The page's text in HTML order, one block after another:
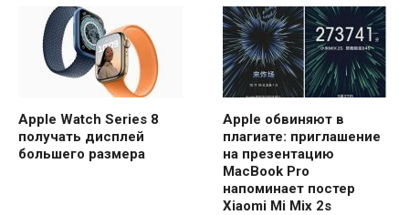
Apple Watch Series 8
получать дисплей
большего размера
Apple обвиняют в
плагиате: приглашение
на презентацию
MacBook Pro
напоминает постер
Xiaomi Mi Mix 2s